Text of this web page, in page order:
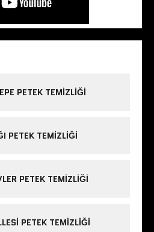
PETEK TEMIZLIĞI
PETEK TEMIZLIĞI
PETEK TEMIZLIĞI
PETEK TEMIZLIĞI